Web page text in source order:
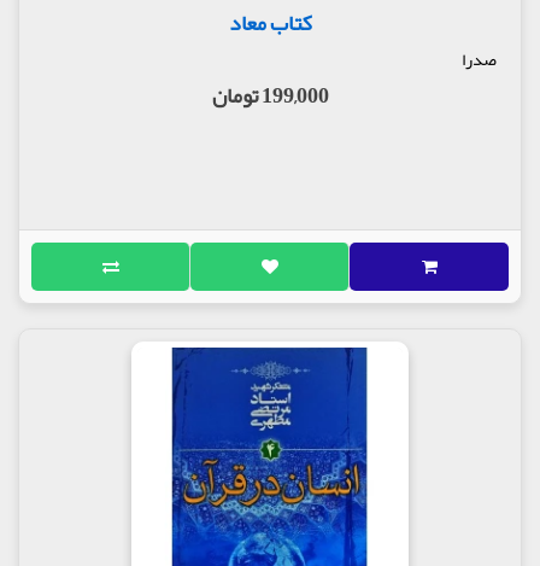
کتاب معاد
صدرا
199,000 تومان